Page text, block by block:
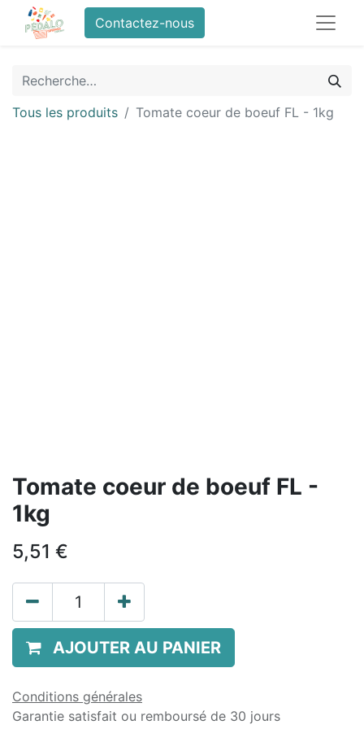
Contactez-nous
Tous les produits Tomate coeur de boeuf FL - 1kg
Tomate coeur de boeuf FL -
1kg
5,51 €
AJOUTER AU PANIER
Conditions générales
Garantie satisfait ou remboursé de 30 jours